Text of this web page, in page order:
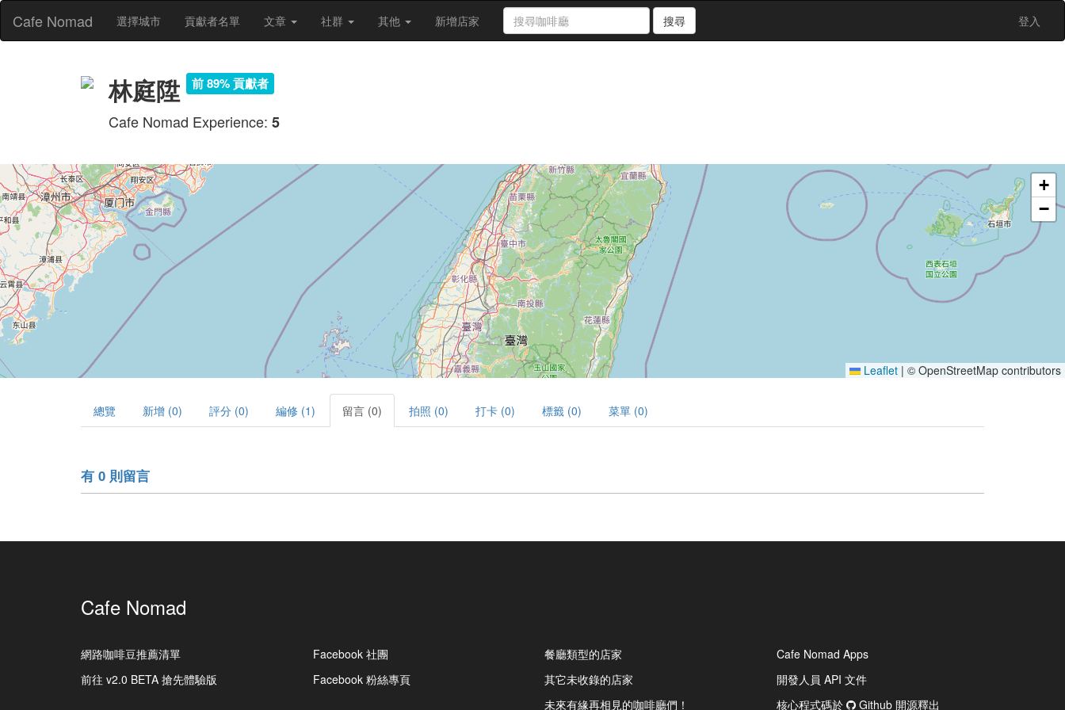
Cafe Nomad 選擇城市 貢獻者名單 文章 社群 其他 新增店家 搜尋 登入
林庭陞 前 89% 貢獻者
Cafe Nomad Experience: 5
+
−
Leaflet | © OpenStreetMap contributors
總覽 新增 (0) 評分 (0) 編修 (1) 留言 (0) 拍照 (0) 打卡 (0) 標籤 (0) 菜單 (0)
有 0 則留言
Cafe Nomad
網路咖啡豆推薦清單
前往 v2.0 BETA 搶先體驗版
Facebook 社團
Facebook 粉絲專頁
餐廳類型的店家
其它未收錄的店家
未來有緣再相見的咖啡廳們！
Cafe Nomad Apps
開發人員 API 文件
核心程式碼於
Github 開源釋出